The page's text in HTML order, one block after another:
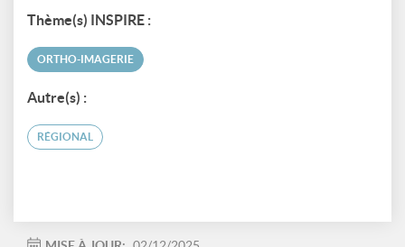
Thème(s) INSPIRE :
ORTHO-IMAGERIE
Autre(s) :
RÉGIONAL